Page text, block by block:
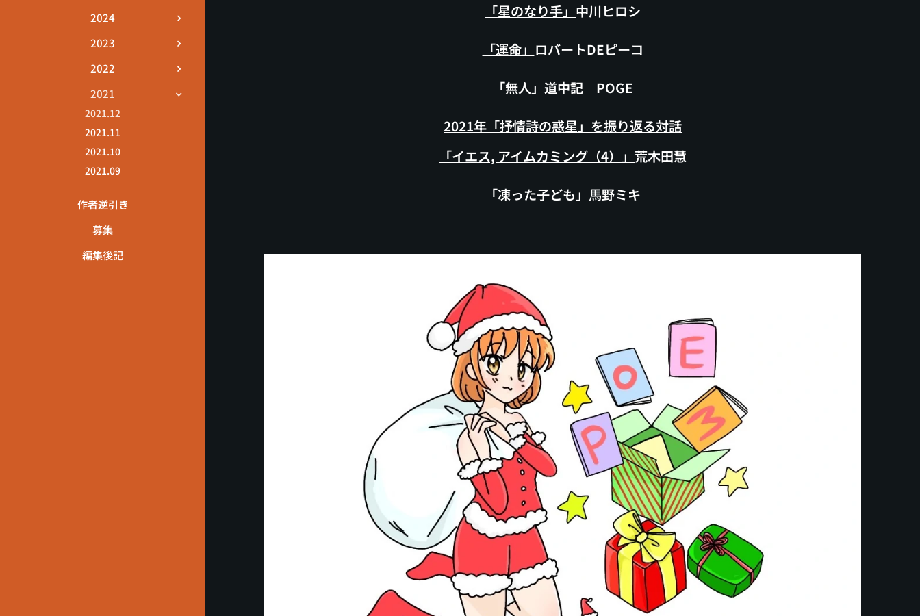
2024
2023
2022
2021
2021.12
2021.11
2021.10
2021.09
作者逆引き
募集
編集後記
「星のなり手」 中川ヒロシ
「運命」 ロバートDEピーコ
「無人」道中記 POGE
2021年「抒情詩の惑星」を振り返る対話
「イエス, アイムカミング（4）」 荒木田慧
「凍った子ども」 馬野ミキ